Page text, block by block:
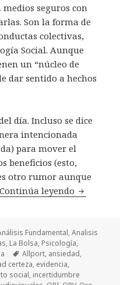
seguros con
Son la forma de
colectivas,
Social. Aunque
un “núcleo de
dar sentido a hechos
día. Incluso se dice
intencionada
para mover el
beneficios (esto,
otro rumor aunque
Continúa leyendo
Fundamental,Analisis
, La Bolsa, Psicología,
Etiquetas
Allport, ansiedad,
certeza, evidencia,
social, incertidumbre